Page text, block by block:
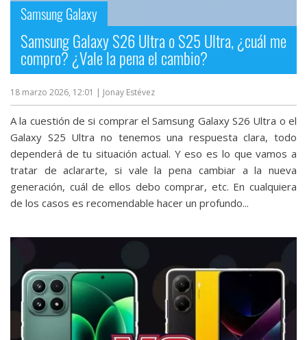
Samsung Galaxy
Samsung Galaxy S26 Ultra o S25 Ultra, ¿cuál me
compro? ¿Vale la pena el cambio?
18 marzo 2026, 12:01 | Jonay Estévez
A la cuestión de si comprar el Samsung Galaxy S26 Ultra o el
Galaxy S25 Ultra no tenemos una respuesta clara, todo
dependerá de tu situación actual. Y eso es lo que vamos a
tratar de aclararte, si vale la pena cambiar a la nueva
generación, cuál de ellos debo comprar, etc. En cualquiera
de los casos es recomendable hacer un profundo...